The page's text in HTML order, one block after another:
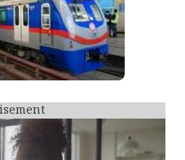
এসে ধরতে পারবে মেট্রো।
পর্যন্ত পাওয়া যাবে রাতের